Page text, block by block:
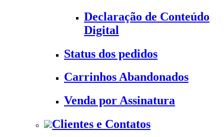
Declaração de Conteúdo
Digital
Status dos pedidos
Carrinhos Abandonados
Venda por Assinatura
Clientes e Contatos